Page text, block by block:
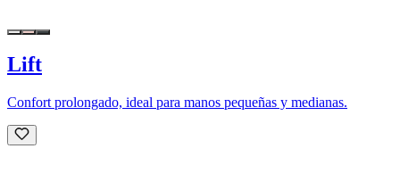
Lift
Confort prolongado, ideal para manos pequeñas y medianas.